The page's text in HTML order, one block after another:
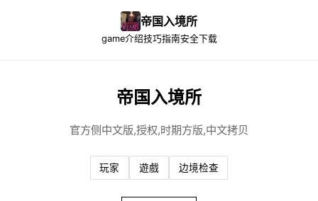
帝国入境所
game介绍技巧指南安全下载
帝国入境所
官方侧中文版,授权,时期方版,中文拷贝
玩家 遊戲 边境检查